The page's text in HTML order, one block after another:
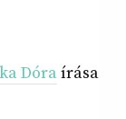
Dóra írása